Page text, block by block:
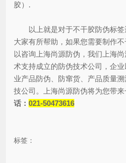
胶）.
以上就是对于不干胶防伪标签
大家有所帮助，如果您需要制作
以咨询上海尚源防伪，我们上海
术支持成立的防伪技术公司，企
业产品防伪、防窜货、产品质量
技公司。上海尚源防伪将为您带来
话： 021-50473616
标签：